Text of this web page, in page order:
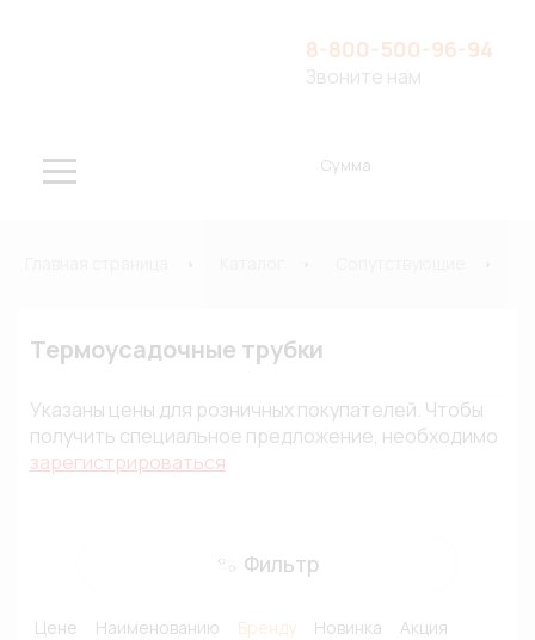
8-800-500-96-94
Звоните нам
Сумма
Термоусадочные трубки
Указаны цены для розничных покупателей. Чтобы
получить специальное предложение, необходимо
зарегистрироваться
Фильтр
Цене Наименованию Бренду Новинка
Акция